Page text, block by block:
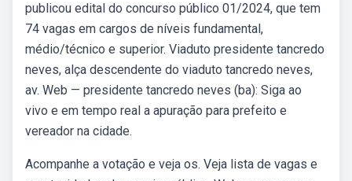
publicou edital do concurso público 01/2024, que tem
74 vagas em cargos de níveis fundamental,
médio/técnico e superior. Viaduto presidente tancredo
neves, alça descendente do viaduto tancredo neves,
av. Web — presidente tancredo neves (ba): Siga ao
vivo e em tempo real a apuração para prefeito e
vereador na cidade.
Acompanhe a votação e veja os. Veja lista de vagas e